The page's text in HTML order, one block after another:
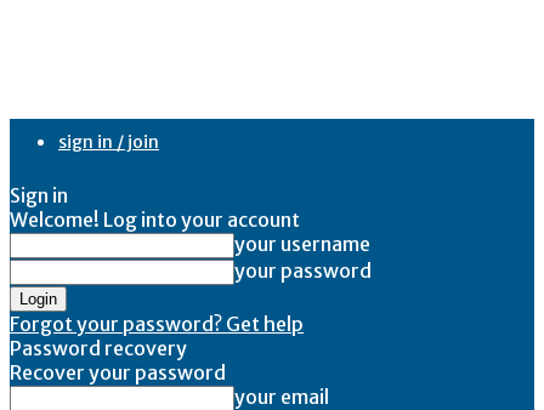
sign in / join
Sign in
Welcome! Log into your account
your username
your password
Forgot your password? Get help
Password recovery
Recover your password
your email